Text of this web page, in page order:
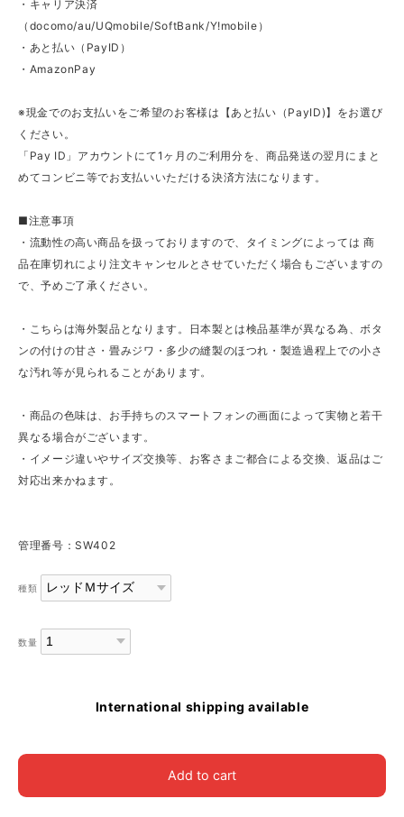
・キャリア決済
（docomo/au/UQmobile/SoftBank/Y!mobile）
・あと払い（PayID）
・AmazonPay
※現金でのお支払いをご希望のお客様は【あと払い（PayID)】をお選び
ください。
「Pay ID」アカウントにて1ヶ月のご利用分を、商品発送の翌月にまと
めてコンビニ等でお支払いいただける決済方法になります。
■注意事項
・流動性の高い商品を扱っておりますので、タイミングによっては 商
品在庫切れにより注文キャンセルとさせていただく場合もございますの
で、予めご了承ください。
・こちらは海外製品となります。日本製とは検品基準が異なる為、ボタ
ンの付けの甘さ・畳みジワ・多少の縫製のほつれ・製造過程上での小さ
な汚れ等が見られることがあります。
・商品の色味は、お手持ちのスマートフォンの画面によって実物と若干
異なる場合がございます。
・イメージ違いやサイズ交換等、お客さまご都合による交換、返品はご
対応出来かねます。
管理番号：SW402
種類
数量
International shipping available
Add to cart